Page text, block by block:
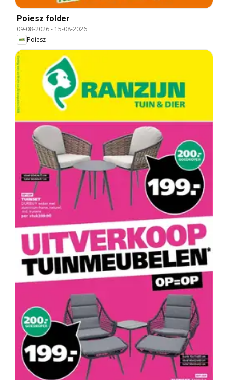
Poiesz folder
09-08-2026- 15-08-2026
Poiesz